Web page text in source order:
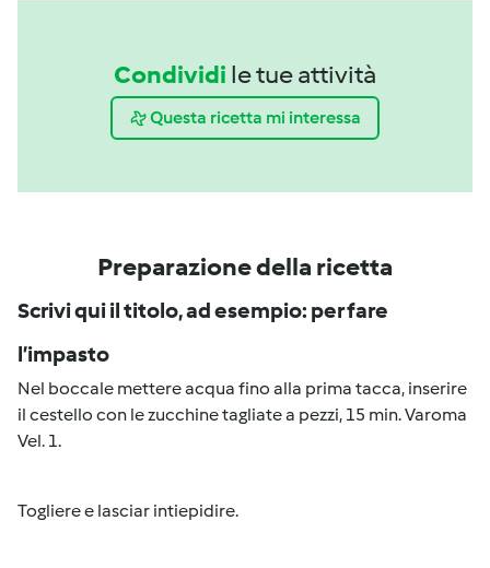
Condividi le tue attività
Questa ricetta mi interessa
Preparazione della ricetta
Scrivi qui il titolo, ad esempio: per fare
l’impasto
Nel boccale mettere acqua fino alla prima tacca, inserire
il cestello con le zucchine tagliate a pezzi, 15 min. Varoma
Vel. 1.
Togliere e lasciar intiepidire.